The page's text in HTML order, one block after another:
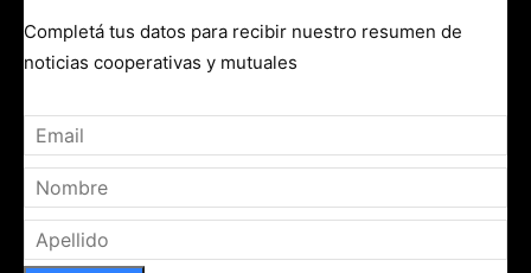
Completá tus datos para recibir nuestro resumen de
noticias cooperativas y mutuales